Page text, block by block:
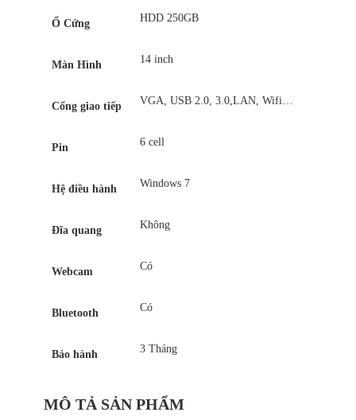
Ổ Cứng HDD 250GB
Màn Hình 14 inch
Cổng giao tiếp VGA, USB 2.0, 3.0,LAN, Wifi…
Pin 6 cell
Hệ điều hành Windows 7
Đĩa quang Không
Webcam Có
Bluetooth Có
Bảo hành 3 Tháng
MÔ TẢ SẢN PHẨM